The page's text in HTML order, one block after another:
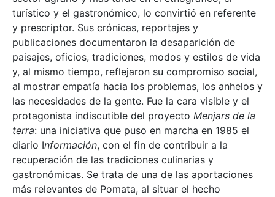
turístico y el gastronómico, lo convirtió en referente
y prescriptor. Sus crónicas, reportajes y
publicaciones documentaron la desaparición de
paisajes, oficios, tradiciones, modos y estilos de vida
y, al mismo tiempo, reflejaron su compromiso social,
al mostrar empatía hacia los problemas, los anhelos y
las necesidades de la gente. Fue la cara visible y el
protagonista indiscutible del proyecto Menjars de la
terra: una iniciativa que puso en marcha en 1985 el
diario Información, con el fin de contribuir a la
recuperación de las tradiciones culinarias y
gastronómicas. Se trata de una de las aportaciones
más relevantes de Pomata, al situar el hecho